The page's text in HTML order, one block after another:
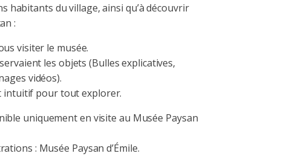
habitants du village, ainsi qu’à découvrir
:
visiter le musée.
les objets (Bulles explicatives,
vidéos).
intuitif pour tout explorer.
uniquement en visite au Musée Paysan
: Musée Paysan d’Émile.